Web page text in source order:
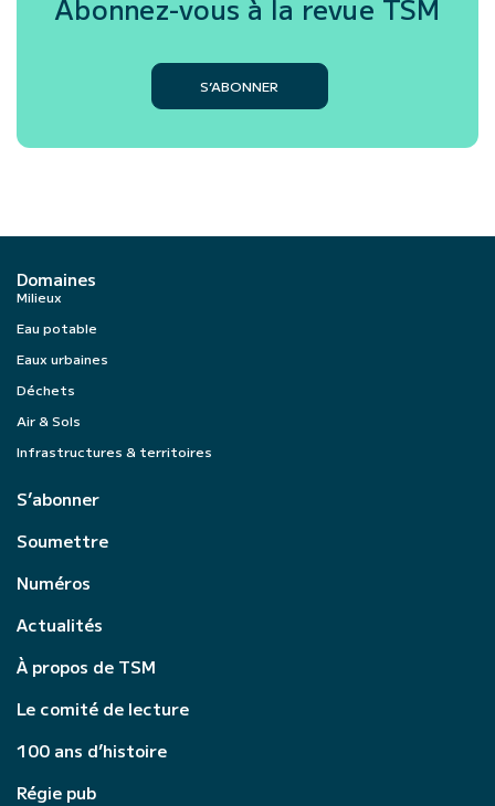
Abonnez-vous à la revue TSM
S’ABONNER
Domaines
Milieux
Eau potable
Eaux urbaines
Déchets
Air & Sols
Infrastructures & territoires
S’abonner
Soumettre
Numéros
Actualités
À propos de TSM
Le comité de lecture
100 ans d’histoire
Régie pub